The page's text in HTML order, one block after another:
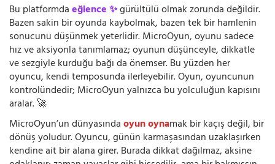
Bu platformdaeğlence ✨gürültülü olmak zorunda değildir.
Bazen sakin bir oyunda kaybolmak, bazen tek bir hamlenin
sonucunu düşünmek yeterlidir. MicroOyun, oyunu sadece
hız ve aksiyonla tanımlamaz; oyunun düşünceyle, dikkatle
ve sezgiyle kurduğu bağı da önemser. Bu yüzden her
oyuncu, kendi temposunda ilerleyebilir. Oyun, oyuncunun
kontrolündedir; MicroOyun yalnızca bu yolculuğun kapısını
aralar. 🚀
MicroOyun’un dünyasındaoyun oynamak bir kaçış değil, bir
dönüş yoludur. Oyuncu, günün karmaşasından uzaklaşırken
kendine ait bir alana girer. Burada dikkat dağılmaz, aksine